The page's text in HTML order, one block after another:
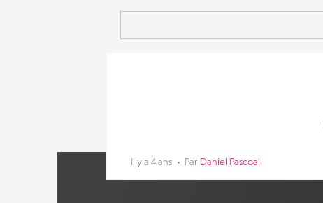
Il y a 4 ans Par Daniel Pascoal